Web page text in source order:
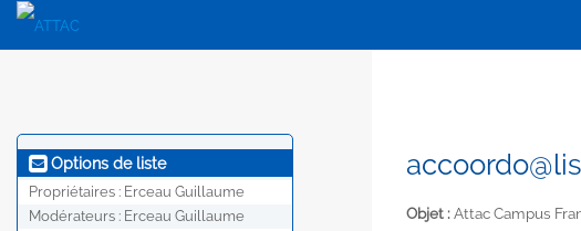
Options de liste
Propriétaires : Erceau Guillaume
Modérateurs : Erceau Guillaume
Objet :Attac Campus